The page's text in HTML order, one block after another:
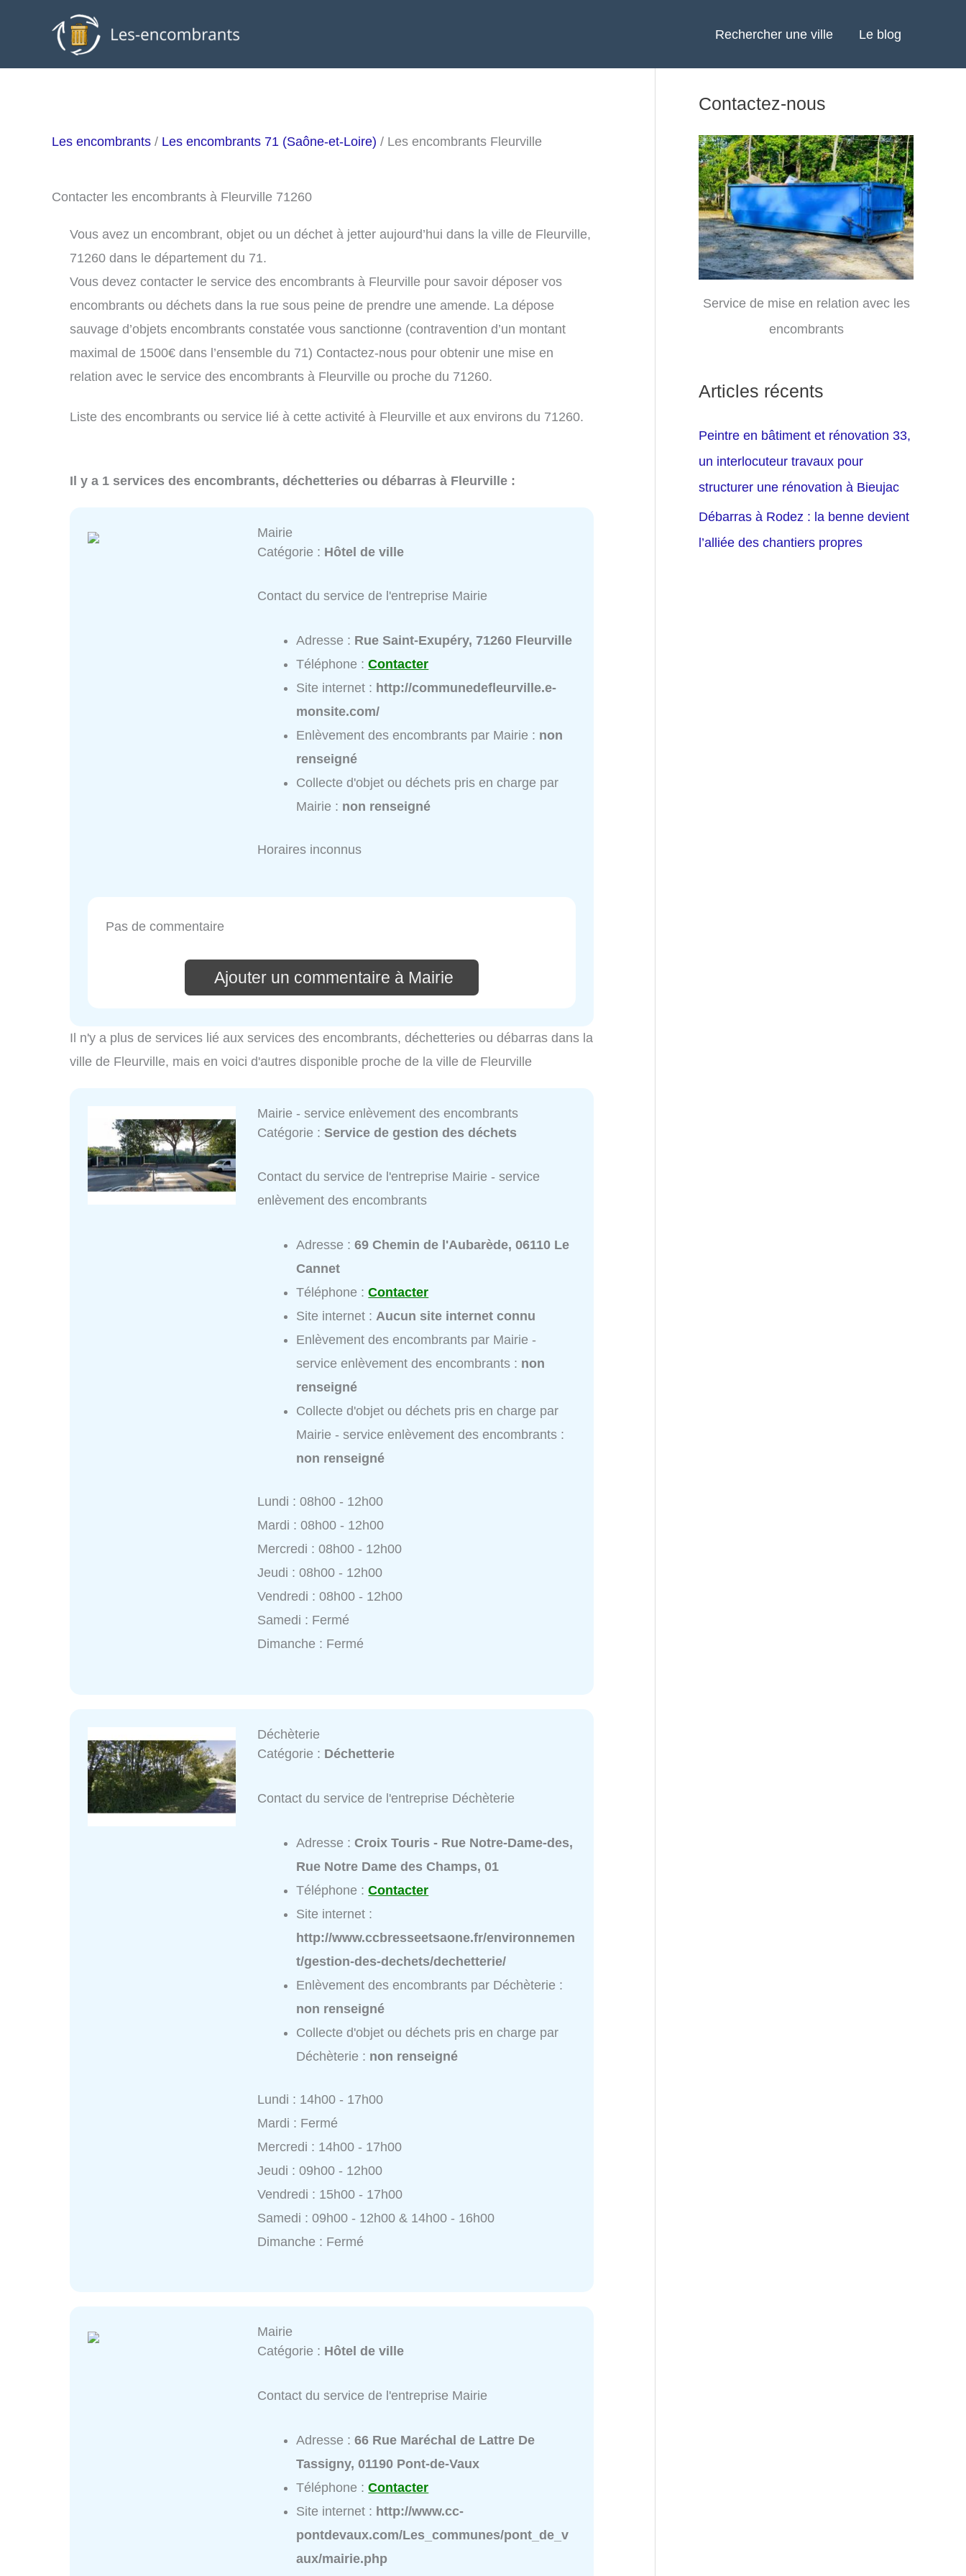
Rechercher une ville Le blog
Les encombrants / Les encombrants 71 (Saône-et-Loire) / Les encombrants Fleurville
Contacter les encombrants à Fleurville 71260
Vous avez un encombrant, objet ou un déchet à jetter aujourd’hui dans la ville de Fleurville,
71260 dans le département du 71.
Vous devez contacter le service des encombrants à Fleurville pour savoir déposer vos
encombrants ou déchets dans la rue sous peine de prendre une amende. La dépose
sauvage d’objets encombrants constatée vous sanctionne (contravention d’un montant
maximal de 1500€ dans l’ensemble du 71) Contactez-nous pour obtenir une mise en
relation avec le service des encombrants à Fleurville ou proche du 71260.
Liste des encombrants ou service lié à cette activité à Fleurville et aux environs du 71260.
Il y a 1 services des encombrants, déchetteries ou débarras à Fleurville :
Mairie
Catégorie : Hôtel de ville
Contact du service de l'entreprise Mairie
Adresse : Rue Saint-Exupéry, 71260 Fleurville
Téléphone :Contacter
Site internet : http://communedefleurville.e-
monsite.com/
Enlèvement des encombrants par Mairie : non
renseigné
Collecte d'objet ou déchets pris en charge par
Mairie : non renseigné
Horaires inconnus
Pas de commentaire
Ajouter un commentaire à Mairie
Il n'y a plus de services lié aux services des encombrants, déchetteries ou débarras dans la
ville de Fleurville, mais en voici d'autres disponible proche de la ville de Fleurville
Mairie - service enlèvement des encombrants
Catégorie :Service de gestion des déchets
Contact du service de l'entreprise Mairie - service
enlèvement des encombrants
Adresse :69 Chemin de l'Aubarède, 06110 Le
Cannet
Téléphone :Contacter
Site internet :Aucun site internet connu
Enlèvement des encombrants par Mairie -
service enlèvement des encombrants : non
renseigné
Collecte d'objet ou déchets pris en charge par
Mairie - service enlèvement des encombrants :
non renseigné
Lundi : 08h00 - 12h00
Mardi : 08h00 - 12h00
Mercredi : 08h00 - 12h00
Jeudi : 08h00 - 12h00
Vendredi : 08h00 - 12h00
Samedi : Fermé
Dimanche : Fermé
Déchèterie
Catégorie : Déchetterie
Contact du service de l'entreprise Déchèterie
Adresse :Croix Touris - Rue Notre-Dame-des,
Rue Notre Dame des Champs, 01
Téléphone :Contacter
Site internet :
http://www.ccbresseetsaone.fr/environnemen
t/gestion-des-dechets/dechetterie/
Enlèvement des encombrants par Déchèterie :
non renseigné
Collecte d'objet ou déchets pris en charge par
Déchèterie : non renseigné
Lundi : 14h00 - 17h00
Mardi : Fermé
Mercredi : 14h00 - 17h00
Jeudi : 09h00 - 12h00
Vendredi : 15h00 - 17h00
Samedi : 09h00 - 12h00 & 14h00 - 16h00
Dimanche : Fermé
Mairie
Catégorie : Hôtel de ville
Contact du service de l'entreprise Mairie
Adresse :66 Rue Maréchal de Lattre De
Tassigny, 01190 Pont-de-Vaux
Téléphone :Contacter
Site internet : http://www.cc-
pontdevaux.com/Les_communes/pont_de_v
aux/mairie.php
Contactez-nous
Service de mise en relation avec les
encombrants
Articles récents
Peintre en bâtiment et rénovation 33,
un interlocuteur travaux pour
structurer une rénovation à Bieujac
Débarras à Rodez : la benne devient
l’alliée des chantiers propres